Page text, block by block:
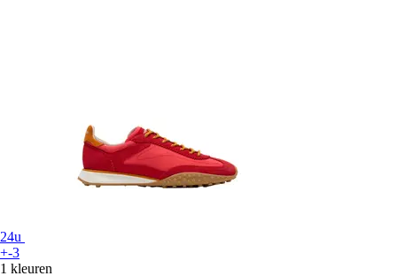
24u
+-3
1 kleuren